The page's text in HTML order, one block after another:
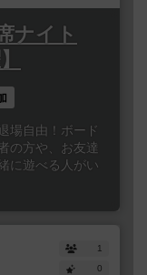
ナイト
場自由！ボード
の方や、お友達
に遊べる人がい
1
0